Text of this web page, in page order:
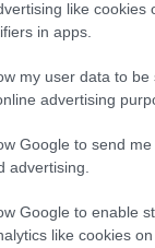
like cookies
in apps.
my user data to be
advertising
Google to send me
advertising.
Google to enable
like cookies
szúnyoginvázió
HÍRDETÉS